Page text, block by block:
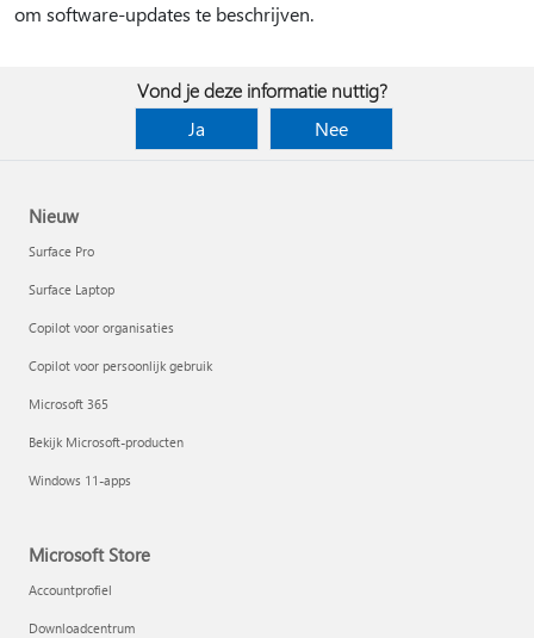
om software-updates te beschrijven.
Vond je deze informatie nuttig?
Ja
Nee
Nieuw
Surface Pro
Surface Laptop
Copilot voor organisaties
Copilot voor persoonlijk gebruik
Microsoft 365
Bekijk Microsoft-producten
Windows 11-apps
Microsoft Store
Accountprofiel
Downloadcentrum